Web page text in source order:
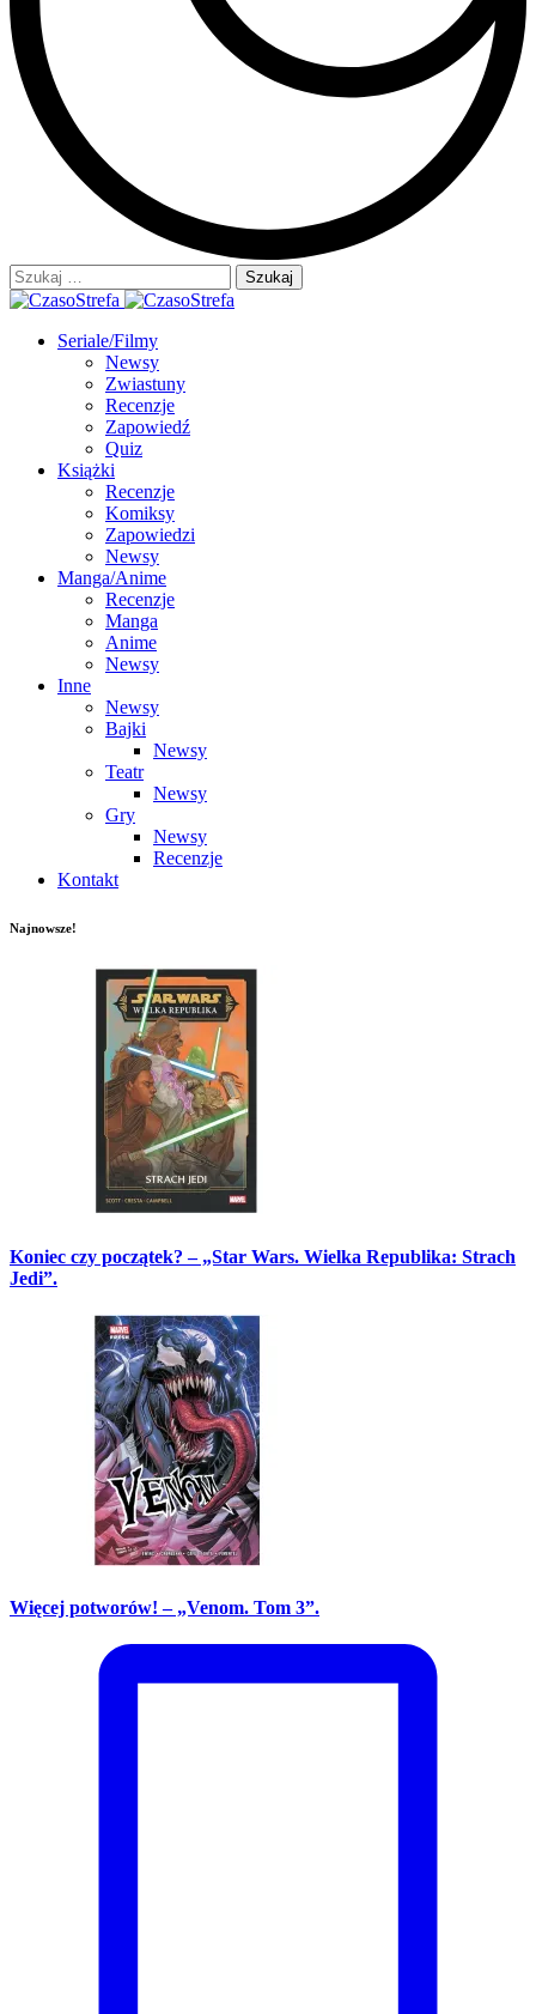
Szukaj:
Seriale/Filmy
Newsy
Zwiastuny
Recenzje
Zapowiedź
Quiz
Książki
Recenzje
Komiksy
Zapowiedzi
Newsy
Manga/Anime
Recenzje
Manga
Anime
Newsy
Inne
Newsy
Bajki
Newsy
Teatr
Newsy
Gry
Newsy
Recenzje
Kontakt
Najnowsze!
Koniec czy początek? – „Star Wars. Wielka Republika: Strach
Jedi”.
Więcej potworów! – „Venom. Tom 3”.